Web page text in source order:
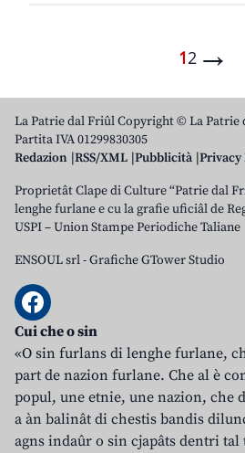
12 →
La Patrie dal Friûl Copyright © La Patrie
Partita IVA 01299830305
Redazion RSS/XML Pubblicità Privacy
Proprietât Clape di Culture “Patrie dal
lenghe furlane e cu la grafie uficiâl de
USPI – Union Stampe Periodiche Taliane
ENSOUL srl-Grafiche GTower Studio
Cui che o sin
«O sin furlans di lenghe furlane,
part de nazion furlane. Che al è
popul, une etnie, une nazion, che
a àn balinât di chestis bandis
agns indaûr o sin cjapâts dentri tal